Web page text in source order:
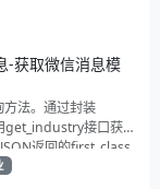
-获取微信消息模
法。通过封装
get_industry接口获
返回的first_class
支持